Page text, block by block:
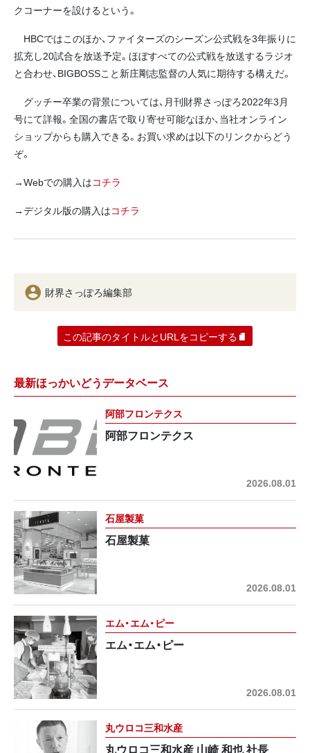
クコーナーを設けるという。
HBCではこのほか、ファイターズのシーズン公式戦を3年振りに
拡充し20試合を放送予定。ほぼすべての公式戦を放送するラジオ
と合わせ、BIGBOSSこと新庄剛志監督の人気に期待する構えだ。
グッチー卒業の背景については、月刊財界さっぽろ2022年3月
号にて詳報。全国の書店で取り寄せ可能なほか、当社オンライン
ショップからも購入できる。お買い求めは以下のリンクからどう
ぞ。
→Webでの購入はコチラ
→デジタル版の購入はコチラ
財界さっぽろ編集部
この記事のタイトルとURLをコピーする
最新ほっかいどうデータベース
阿部フロンテクス
阿部フロンテクス
2026.08.01
石屋製菓
石屋製菓
2026.08.01
エム・エム・ピー
エム・エム・ピー
2026.08.01
丸ウロコ三和水産
丸ウロコ三和水産 山崎 和也 社長